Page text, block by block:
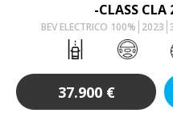
-CLASS CLA
BEV ELECTRICO 100% 2023
37.900 €